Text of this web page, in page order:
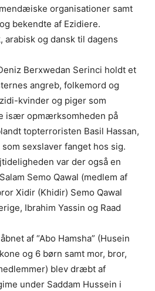
organisationer samt
bekendte af Ezidiere.
arabisk og dansk til dagens
Berxwedan Serinci holdt et
angreb, folkemord og
kvinder og piger som
især opmærksomheden på
topterroristen Basil Hassan,
sexslaver fanget hos sig.
var der også en
Semo Qawal (medlem af
Xidir (Khidir) Semo Qawal
Ibrahim Yassin og Raad
af “Abo Hamsha” (Husein
og 6 børn samt mor, bror,
blev dræbt af
under Saddam Hussein i